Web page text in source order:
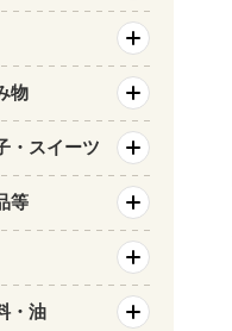
物
・スイーツ
等
・油